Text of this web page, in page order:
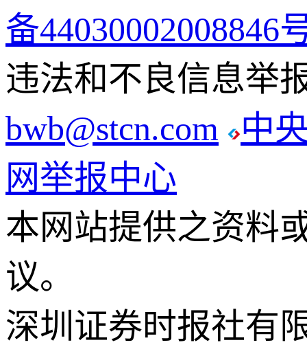
备44030002008846
违法和不良信息举
bwb@stcn.com
中
网举报中心
本网站提供之资料
议。
深圳证券时报社有